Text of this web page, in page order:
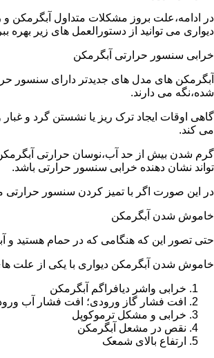
در ادامه،علت بروز مشکلات متداول آبگرمکن
دیواری می توانید از دستورالعمل های زیر بهره
خرابی سنسور حرارتی آبگرمکن
آبگرمکن های مدل های جدیدتر دارای سنسور
شده،نگه می دارند.
گاهی اوقات ایجاد ترک ریز یا نشستن گرد و
می کند.
گرم شدن بیش از حد آب،نوسان حرارتی
تواند نشان دهنده خرابی سنسور حرارتی باشد.
در این صورت اگر با تمیز کردن سنسور
خاموش شدن آبگرمکن
حتی تصور این که هنگامی که در حمام
خاموش شدن آبگرمکن دیواری با یکی از علت
خرابی واشر دیافراگم آبگرمکن
افت فشار گاز ورودی؛ افت فشار آب
خرابی و مشکل ترموکوپل
نقص در مشعل آبگرمکن
ارتفاع بالای شمعک